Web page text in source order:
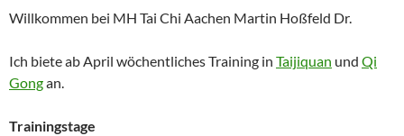
Willkommen bei MH Tai Chi Aachen Martin Hoßfeld Dr.
Ich biete ab April wöchentliches Training in Taijiquan und Qi
Gongan.
Trainingstage